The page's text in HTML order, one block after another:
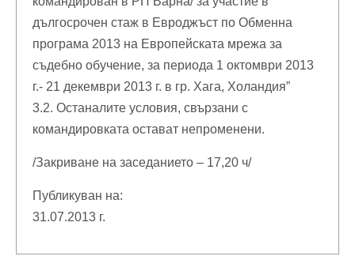
дългосрочен стаж в Евроджъст по Обменна
програма 2013 на Европейската мрежа за
съдебно обучение, за периода 1 октомври 2013
г.- 21 декември 2013 г. в гр. Хага, Холандия”
3.2. Останалите условия, свързани с
командировката остават непроменени.
/Закриване на заседанието – 17,20 ч/
Публикуван на:
31.07.2013 г.